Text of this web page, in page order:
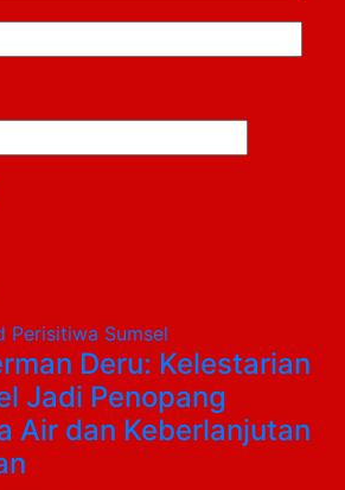
Perisitiwa Sumsel
Deru: Kelestarian
Jadi Penopang
Air dan Keberlanjutan